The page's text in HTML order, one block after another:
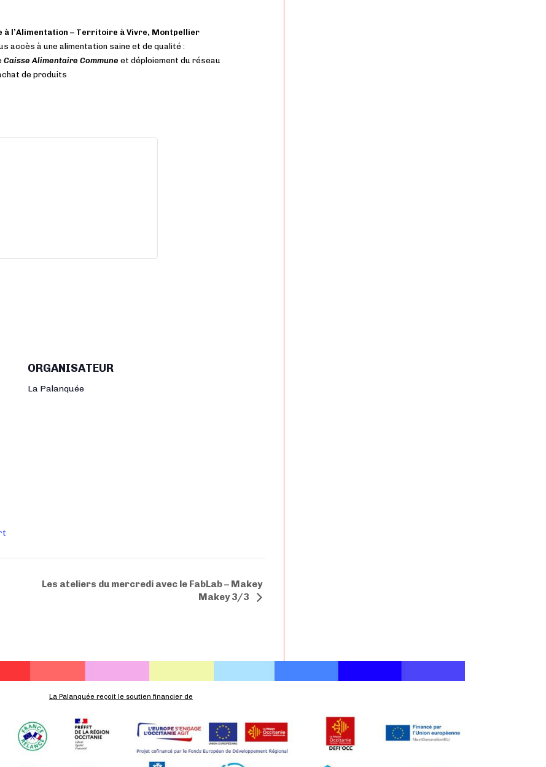
à l’Alimentation – Territoire à Vivre, Montpellier
accès à une alimentation saine et de qualité :
Caisse Alimentaire Commune et déploiement du réseau
de produits
ORGANISATEUR
La Palanquée
Les ateliers du mercredi avec le FabLab – Makey
Makey 3/3
La Palanquée reçoit le soutien financier de